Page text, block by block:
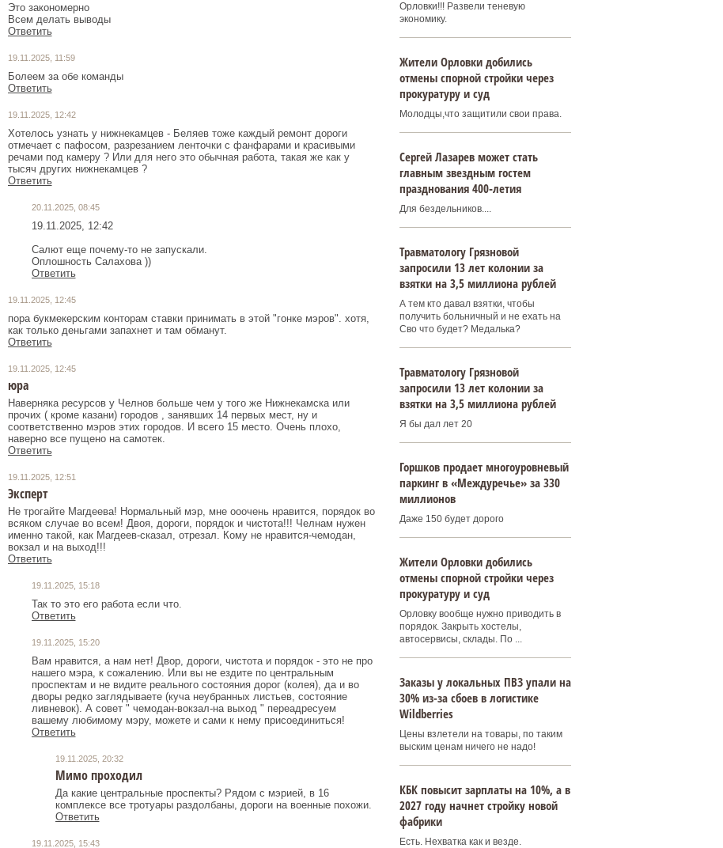
Это закономерно
Всем делать выводы
Ответить
19.11.2025, 11:59
Болеем за обе команды
Ответить
19.11.2025, 12:42
Хотелось узнать у нижнекамцев - Беляев тоже каждый ремонт дороги
отмечает с пафосом, разрезанием ленточки с фанфарами и красивыми
речами под камеру ? Или для него это обычная работа, такая же как у
тысяч других нижнекамцев ?
Ответить
20.11.2025, 08:45
19.11.2025, 12:42
Салют еще почему-то не запускали.
Оплошность Салахова ))
Ответить
19.11.2025, 12:45
пора букмекерским конторам ставки принимать в этой "гонке мэров". хотя,
как только деньгами запахнет и там обманут.
Ответить
19.11.2025, 12:45
юра
Наверняка ресурсов у Челнов больше чем у того же Нижнекамска или
прочих ( кроме казани) городов , занявших 14 первых мест, ну и
соответственно мэров этих городов. И всего 15 место. Очень плохо,
наверно все пущено на самотек.
Ответить
19.11.2025, 12:51
Эксперт
Не трогайте Магдеева! Нормальный мэр, мне ооочень нравится, порядок во
всяком случае во всем! Двоя, дороги, порядок и чистота!!! Челнам нужен
именно такой, как Магдеев-сказал, отрезал. Кому не нравится-чемодан,
вокзал и на выход!!!
Ответить
19.11.2025, 15:18
Так то это его работа если что.
Ответить
19.11.2025, 15:20
Вам нравится, а нам нет! Двор, дороги, чистота и порядок - это не про
нашего мэра, к сожалению. Или вы не ездите по центральным
проспектам и не видите реального состояния дорог (колея), да и во
дворы редко заглядываете (куча неубранных листьев, состояние
ливневок). А совет " чемодан-вокзал-на выход " переадресуем
вашему любимому мэру, можете и сами к нему присоединиться!
Ответить
19.11.2025, 20:32
Мимо проходил
Да какие центральные проспекты? Рядом с мэрией, в 16
комплексе все тротуары раздолбаны, дороги на военные похожи.
Ответить
19.11.2025, 15:43
Орловки!!! Развели теневую
экономику.
Жители Орловки добились
отмены спорной стройки через
прокуратуру и суд
Молодцы,что защитили свои права.
Сергей Лазарев может стать
главным звездным гостем
празднования 400‑летия
Для бездельников....
Травматологу Грязновой
запросили 13 лет колонии за
взятки на 3,5 миллиона рублей
А тем кто давал взятки, чтобы
получить больничный и не ехать на
Сво что будет? Медалька?
Травматологу Грязновой
запросили 13 лет колонии за
взятки на 3,5 миллиона рублей
Я бы дал лет 20
Горшков продает многоуровневый
паркинг в «Междуречье» за 330
миллионов
Даже 150 будет дорого
Жители Орловки добились
отмены спорной стройки через
прокуратуру и суд
Орловку вообще нужно приводить в
порядок. Закрыть хостелы,
автосервисы, склады. По ...
Заказы у локальных ПВЗ упали на
30% из-за сбоев в логистике
Wildberries
Цены взлетели на товары, по таким
выским ценам ничего не надо!
КБК повысит зарплаты на 10%, а в
2027 году начнет стройку новой
фабрики
Есть. Нехватка как и везде.